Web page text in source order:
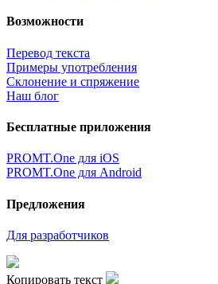
Возможности
Перевод текста
Примеры употребления
Склонение и спряжение
Наш блог
Бесплатные приложения
PROMT.One для iOS
PROMT.One для Android
Предложения
Для разработчиков
Копировать текст